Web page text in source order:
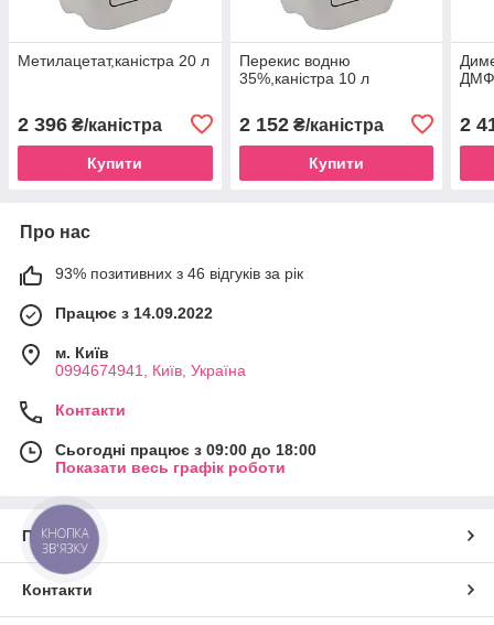
Метилацетат,каністра 20 л
2 396 ₴/каністра
Купити
Перекис водню
35%,каністра 10 л
2 152₴/каністра
Купити
2
Про нас
93% позитивних з 46 відгуків за рік
Працює з 14.09.2022
м. Київ
0994674941, Київ, Україна
Контакти
Сьогодні працює з 09:00 до 18:00
Показати весь графік роботи
Про нас
Контакти
КНОПКА
ЗВ'ЯЗКУ